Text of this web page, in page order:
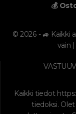
💰
© 2026 - 🚙 Kaikki
vain
Kaikki tiedot
tiedoksi.